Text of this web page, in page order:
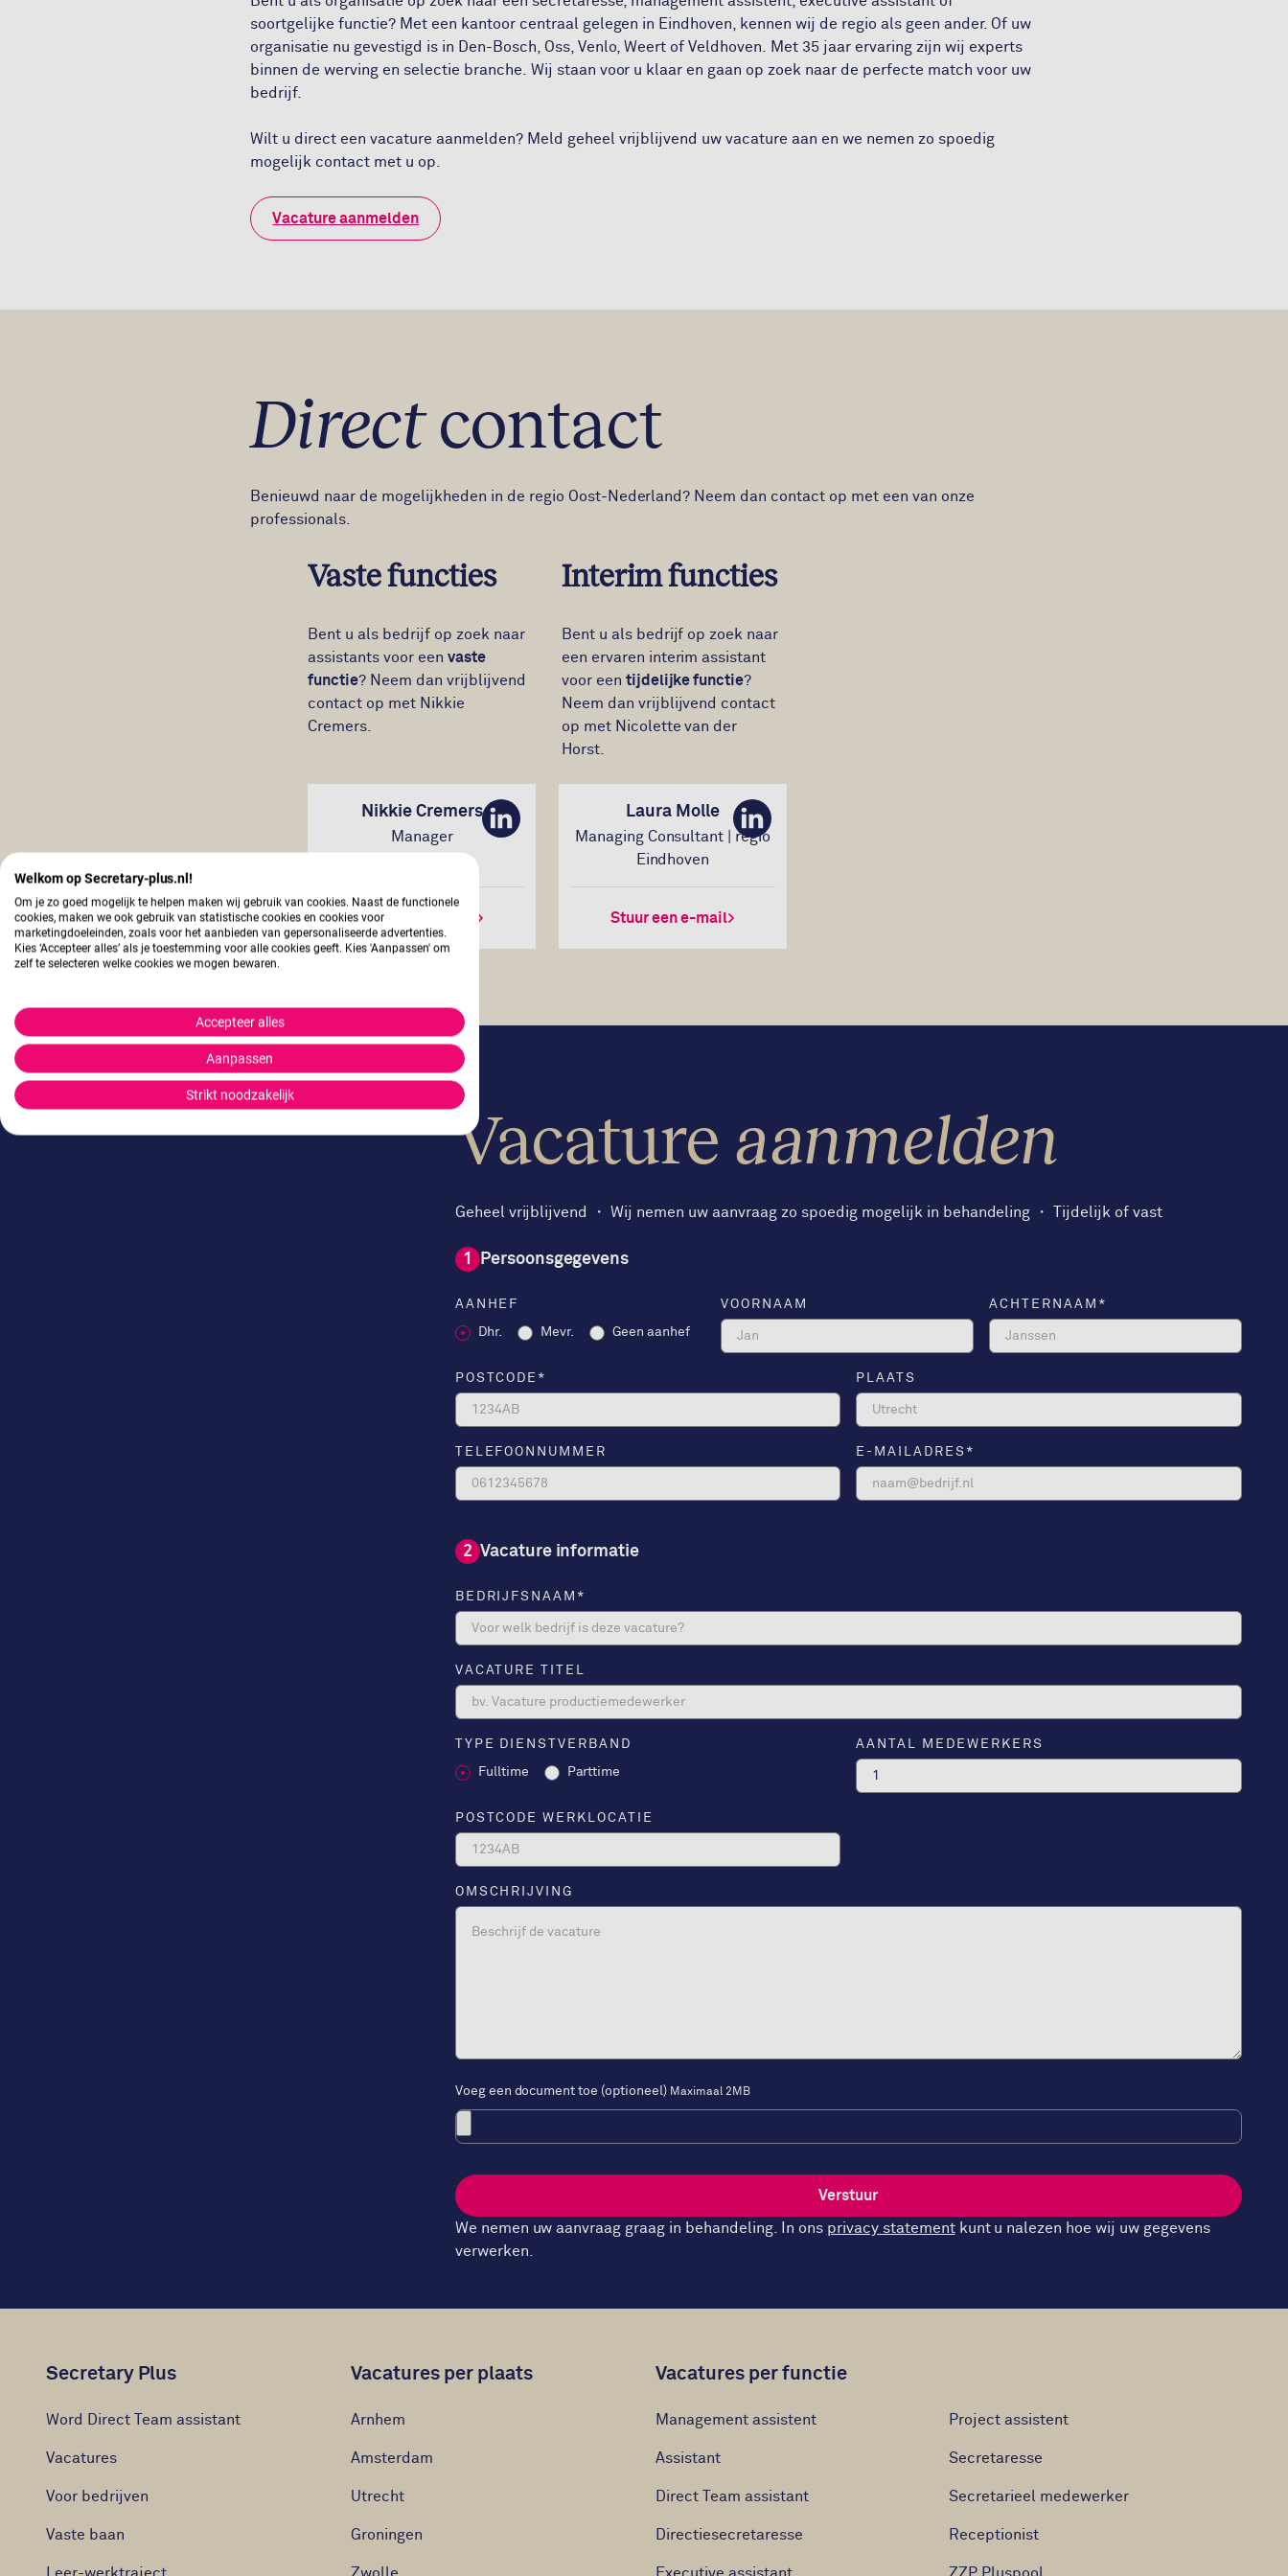
soortgelijke functie? Met een kantoor centraal gelegen in Eindhoven, kennen wij de regio als geen ander. Of uw
organisatie nu gevestigd is in Den-Bosch, Oss, Venlo, Weert of Veldhoven. Met 35 jaar ervaring zijn wij experts
binnen de werving en selectie branche. Wij staan voor u klaar en gaan op zoek naar de perfecte match voor uw
bedrijf.
Wilt u direct een vacature aanmelden? Meld geheel vrijblijvend uw vacature aan en we nemen zo spoedig
mogelijk contact met u op.
Vacature aanmelden
Directcontact
Benieuwd naar de mogelijkheden in de regio Oost-Nederland? Neem dan contact op met een van onze
professionals.
Vaste functies
Bent u als bedrijf op zoek naar
assistants voor eenvaste
functie? Neem dan vrijblijvend
contact op met Nikkie
Cremers.
Interim functies
Bent u als bedrijf op zoek naar
een ervaren interim assistant
voor een tijdelijke functie?
Neem dan vrijblijvend contact
op met Nicolette van der
Horst.
LinkedIn
Nikkie Cremers
Manager
Stuur een e-mail
LinkedIn
Laura Molle
Managing Consultant | regio
Eindhoven
Stuur een e-mail
Vacature aanmelden
Geheel vrijblijvend ・ Wij nemen uw aanvraag zo spoedig mogelijk in behandeling ・ Tijdelijk of vast
1 Persoonsgegevens
AANHEF
Dhr. Mevr. Geen aanhef
VOORNAAM ACHTERNAAM *
POSTCODE * PLAATS
TELEFOONNUMMER E-MAILADRES *
2 Vacature informatie
BEDRIJFSNAAM *
VACATURE TITEL
TYPE DIENSTVERBAND
Fulltime Parttime
AANTAL MEDEWERKERS
POSTCODE WERKLOCATIE
OMSCHRIJVING
Voeg een document toe (optioneel) Maximaal 2MB
Verstuur
We nemen uw aanvraag graag in behandeling. In ons privacy statementkunt u nalezen hoe wij uw gegevens
verwerken.
Secretary Plus
Word Direct Team assistant
Vacatures
Voor bedrijven
Vaste baan
Vacatures per plaats
Arnhem
Amsterdam
Utrecht
Groningen
Vacatures per functie
Management assistent
Assistant
Direct Team assistant
Directiesecretaresse
Project assistent
Secretaresse
Secretarieel medewerker
Receptionist
Welkom op Secretary-plus.nl!
Om je zo goed mogelijk te helpen maken wij gebruik van cookies. Naast de functionele
cookies, maken we ook gebruik van statistische cookies en cookies voor
marketingdoeleinden, zoals voor het aanbieden van gepersonaliseerde advertenties.
Kies ‘Accepteer alles’ als je toestemming voor alle cookies geeft. Kies 'Aanpassen' om
zelf te selecteren welke cookies we mogen bewaren.
Accepteer alles
Aanpassen
Strikt noodzakelijk